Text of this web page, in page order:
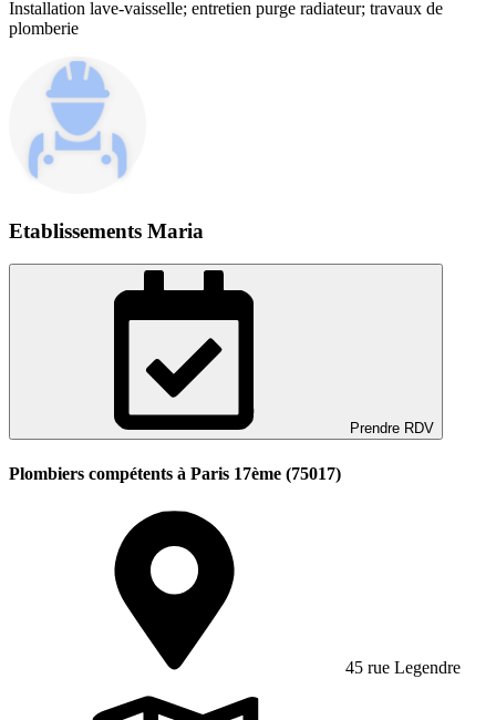
Installation lave-vaisselle; entretien purge radiateur; travaux de
plomberie
Etablissements Maria
Prendre RDV
Plombiers compétents à Paris 17ème (75017)
45 rue Legendre